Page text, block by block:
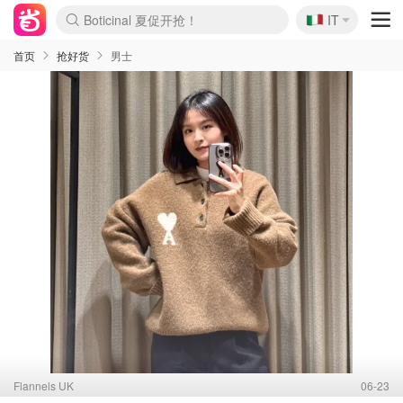
Boticinal 夏促开抢！
4折！lulu周四疯狂上新
速领！Stanley独家85折
Zalando 奥莱闪促！每日更新
🇮🇹
IT
首页 抢好货 男士
Flannels UK 06-23